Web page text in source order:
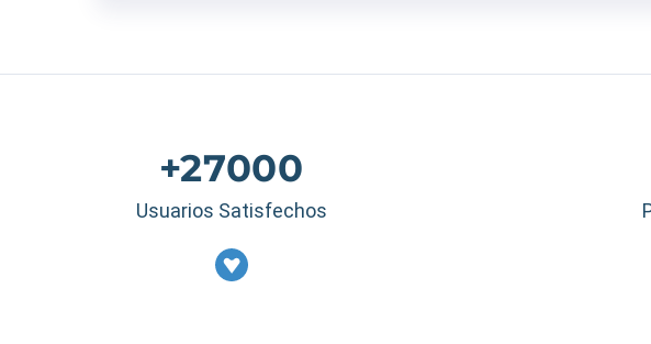
+27000
Usuarios Satisfechos